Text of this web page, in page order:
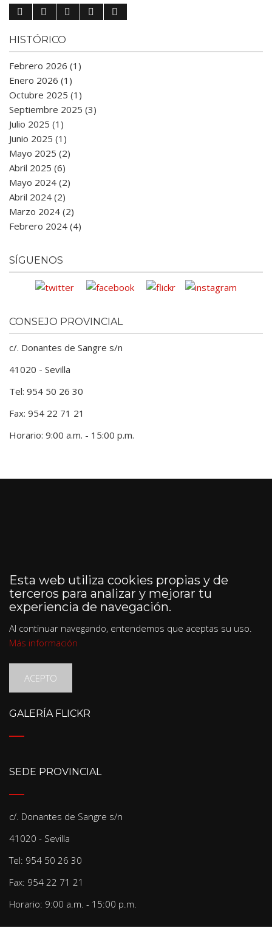
HISTÓRICO
Febrero 2026 (1)
Enero 2026 (1)
Octubre 2025 (1)
Septiembre 2025 (3)
Julio 2025 (1)
Junio 2025 (1)
Mayo 2025 (2)
Abril 2025 (6)
Mayo 2024 (2)
Abril 2024 (2)
Marzo 2024 (2)
Febrero 2024 (4)
SÍGUENOS
CONSEJO PROVINCIAL
c/. Donantes de Sangre s/n
41020 - Sevilla
Tel: 954 50 26 30
Fax: 954 22 71 21
Horario: 9:00 a.m. - 15:00 p.m.
Esta web utiliza cookies propias y de
terceros para analizar y mejorar tu
experiencia de navegación.
Al continuar navegando, entendemos que aceptas su uso.
Más información
ACEPTO
GALERÍA FLICKR
SEDE PROVINCIAL
c/. Donantes de Sangre s/n
41020 - Sevilla
Tel: 954 50 26 30
Fax: 954 22 71 21
Horario: 9:00 a.m. - 15:00 p.m.